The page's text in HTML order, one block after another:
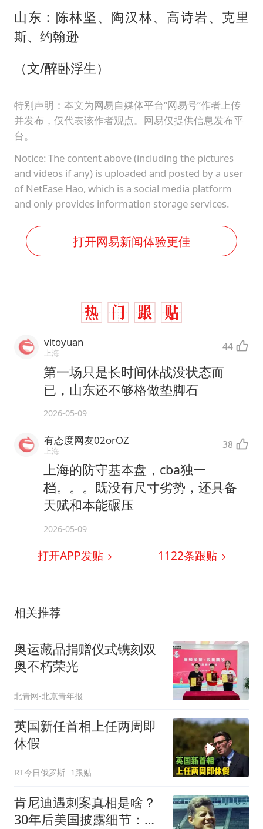
山东：陈林坚、陶汉林、高诗岩、克里
斯、约翰逊
（文/醉卧浮生）
特别声明：本文为网易自媒体平台“网易号”作者上传
并发布，仅代表该作者观点。网易仅提供信息发布平
台。
Notice: The content above (including the pictures
and videos if any) is uploaded and posted by a user
of NetEase Hao, which is a social media platform
and only provides information storage services.
打开网易新闻体验更佳
vitoyuan
上海 44
第一场只是长时间休战没状态而
已，山东还不够格做垫脚石
2026-05-09
有态度网友02orOZ
上海 38
上海的防守基本盘，cba独一
档。。。既没有尺寸劣势，还具备
天赋和本能碾压
2026-05-09
打开APP发贴 1122条跟贴
相关推荐
奥运藏品捐赠仪式镌刻双
奥不朽荣光
北青网-北京青年报
英国新任首相上任两周即
休假
RT今日俄罗斯 1跟贴
肯尼迪遇刺案真相是啥？
30年后美国披露细节：三